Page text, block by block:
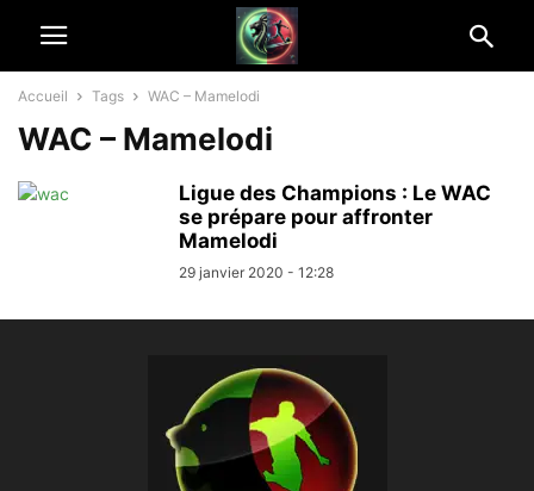
Accueil Tags WAC – Mamelodi
WAC – Mamelodi
Ligue des Champions : Le WAC
se prépare pour affronter
Mamelodi
29 janvier 2020 - 12:28